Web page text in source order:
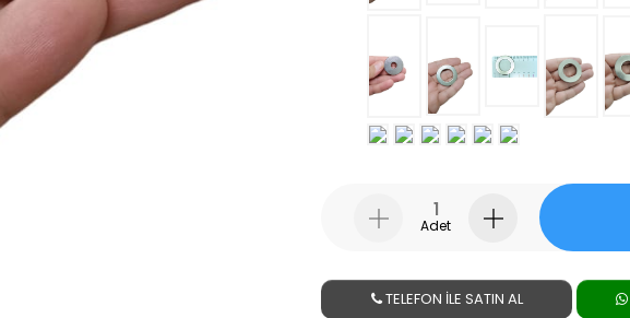
Adet
TELEFON İLE SATIN AL